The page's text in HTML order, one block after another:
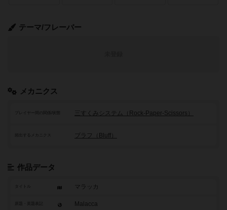
テーマ/フレーバー
メカニクス
プレイヤー間の関係/状態 三すくみシステム（Rock-Paper-Scissors）
頻出するメカニクス ブラフ（Bluff）
作品データ
タイトル マラッカ
Malacca